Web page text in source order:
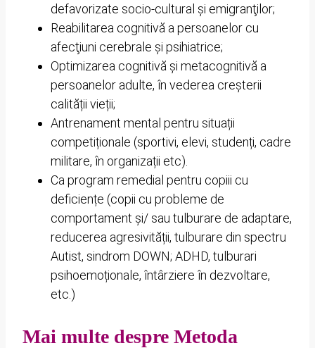
defavorizate socio-cultural şi emigranţilor;
Reabilitarea cognitivă a persoanelor cu
afecţiuni cerebrale şi psihiatrice;
Optimizarea cognitivă și metacognitivă a
persoanelor adulte, în vederea creșterii
calității vieții;
Antrenament mental pentru situații
competiționale (sportivi, elevi, studenți, cadre
militare, în organizații etc).
Ca program remedial pentru copiii cu
deficiențe (copii cu probleme de
comportament și/ sau tulburare de adaptare,
reducerea agresivității, tulburare din spectru
Autist, sindrom DOWN; ADHD, tulburari
psihoemoționale, întârziere în dezvoltare,
etc.)
Mai multe despre Metoda